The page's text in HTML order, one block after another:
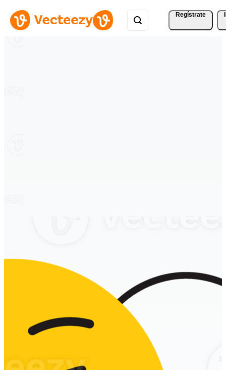
Regístrate